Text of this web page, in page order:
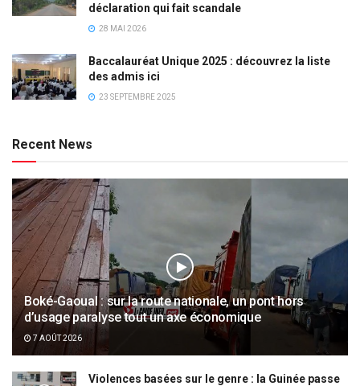
déclaration qui fait scandale
28 MAI 2026
Baccalauréat Unique 2025 : découvrez la liste
des admis ici
23 SEPTEMBRE 2025
Recent News
Boké-Gaoual : sur la route nationale, un pont hors
d’usage paralyse tout un axe économique
7 AOÛT 2026
Violences basées sur le genre : la Guinée passe